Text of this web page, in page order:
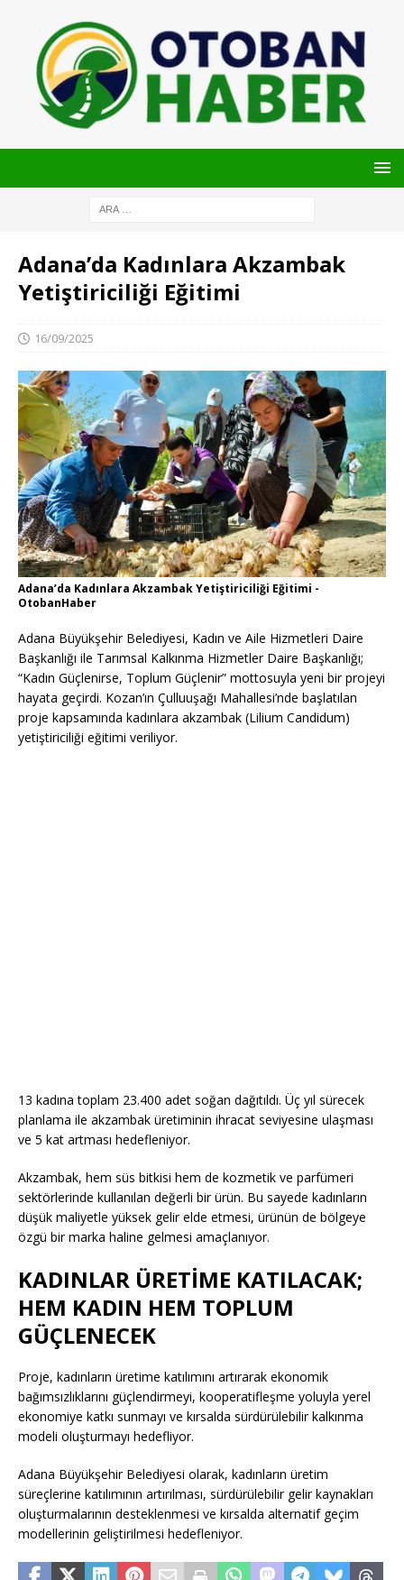
Adana’da Kadınlara Akzambak
Yetiştiriciliği Eğitimi
16/09/2025
Adana’da Kadınlara Akzambak Yetiştiriciliği Eğitimi -
OtobanHaber
Adana Büyükşehir Belediyesi, Kadın ve Aile Hizmetleri Daire
Başkanlığı ile Tarımsal Kalkınma Hizmetler Daire Başkanlığı;
“Kadın Güçlenirse, Toplum Güçlenir” mottosuyla yeni bir projeyi
hayata geçirdi. Kozan’ın Çulluuşağı Mahallesi’nde başlatılan
proje kapsamında kadınlara akzambak (Lilium Candidum)
yetiştiriciliği eğitimi veriliyor.
13 kadına toplam 23.400 adet soğan dağıtıldı. Üç yıl sürecek
planlama ile akzambak üretiminin ihracat seviyesine ulaşması
ve 5 kat artması hedefleniyor.
Akzambak, hem süs bitkisi hem de kozmetik ve parfümeri
sektörlerinde kullanılan değerli bir ürün. Bu sayede kadınların
düşük maliyetle yüksek gelir elde etmesi, ürünün de bölgeye
özgü bir marka haline gelmesi amaçlanıyor.
KADINLAR ÜRETİME KATILACAK;
HEM KADIN HEM TOPLUM
GÜÇLENECEK
Proje, kadınların üretime katılımını artırarak ekonomik
bağımsızlıklarını güçlendirmeyi, kooperatifleşme yoluyla yerel
ekonomiye katkı sunmayı ve kırsalda sürdürülebilir kalkınma
modeli oluşturmayı hedefliyor.
Adana Büyükşehir Belediyesi olarak, kadınların üretim
süreçlerine katılımının artırılması, sürdürülebilir gelir kaynakları
oluşturmalarının desteklenmesi ve kırsalda alternatif geçim
modellerinin geliştirilmesi hedefleniyor.